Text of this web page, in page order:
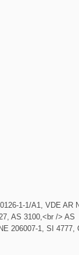
1-1/A1, VDE AR
AS 3100,<br /> AS
206007-1, SI 4777,